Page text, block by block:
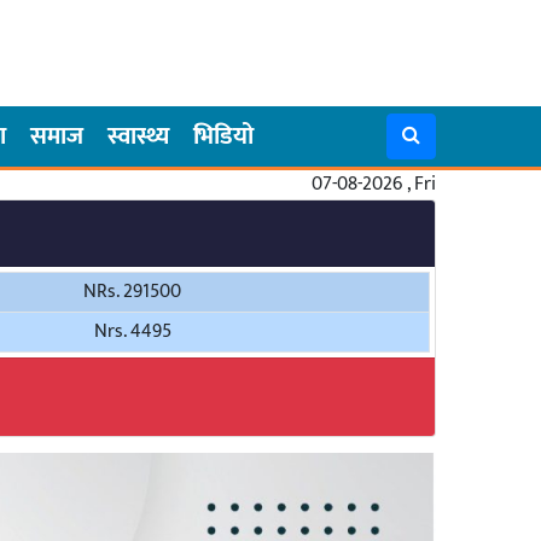
समाज स्वास्थ्य भिडियो
07-08-2026 , Fri
NRs. 291500
Nrs. 4495